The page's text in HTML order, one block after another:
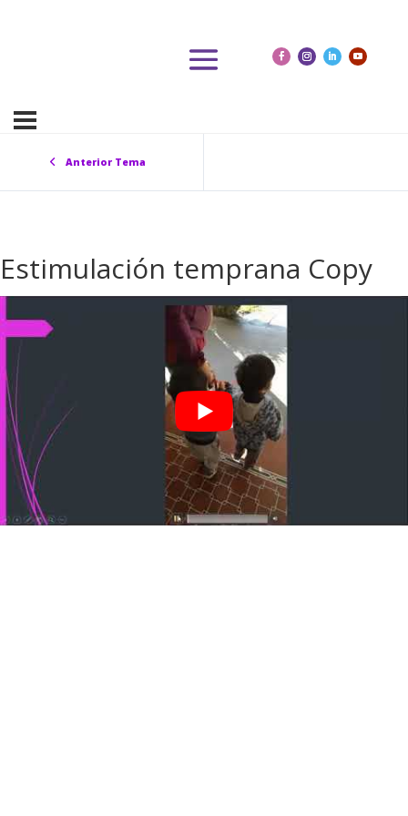
Anterior Tema
Estimulación temprana Copy